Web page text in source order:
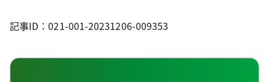
記事ID：021-001-20231206-009353